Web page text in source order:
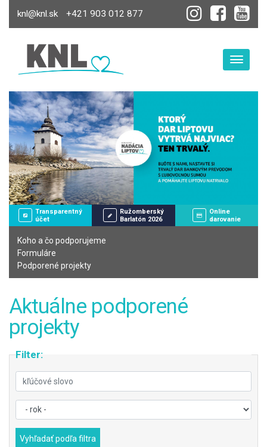
knl@knl.sk +421 903 012 877
Transparentný
účet
Ružomberský
Barlatón 2026
Online
darovanie
Koho a čo podporujeme
Formuláre
Podporené projekty
Aktuálne podporené
projekty
Filter: